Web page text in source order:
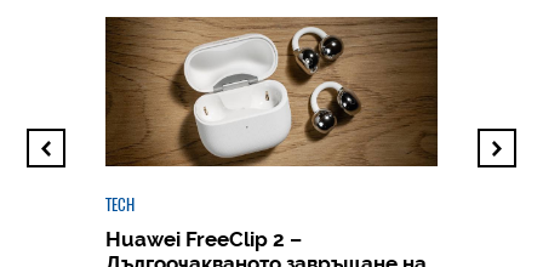
TECH
Huawei FreeClip 2 –